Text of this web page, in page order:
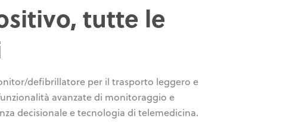
tutte le
defibrillatore per il trasporto leggero e
avanzate di monitoraggio e
decisionale e tecnologia di telemedicina.